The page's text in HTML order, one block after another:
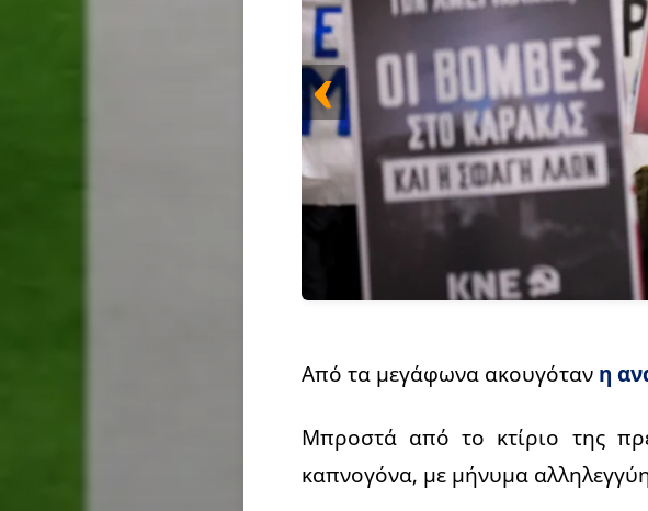
Από τα μεγάφωνα ακουγόταν η
Μπροστά από το κτίριο της
καπνογόνα, με μήνυμα